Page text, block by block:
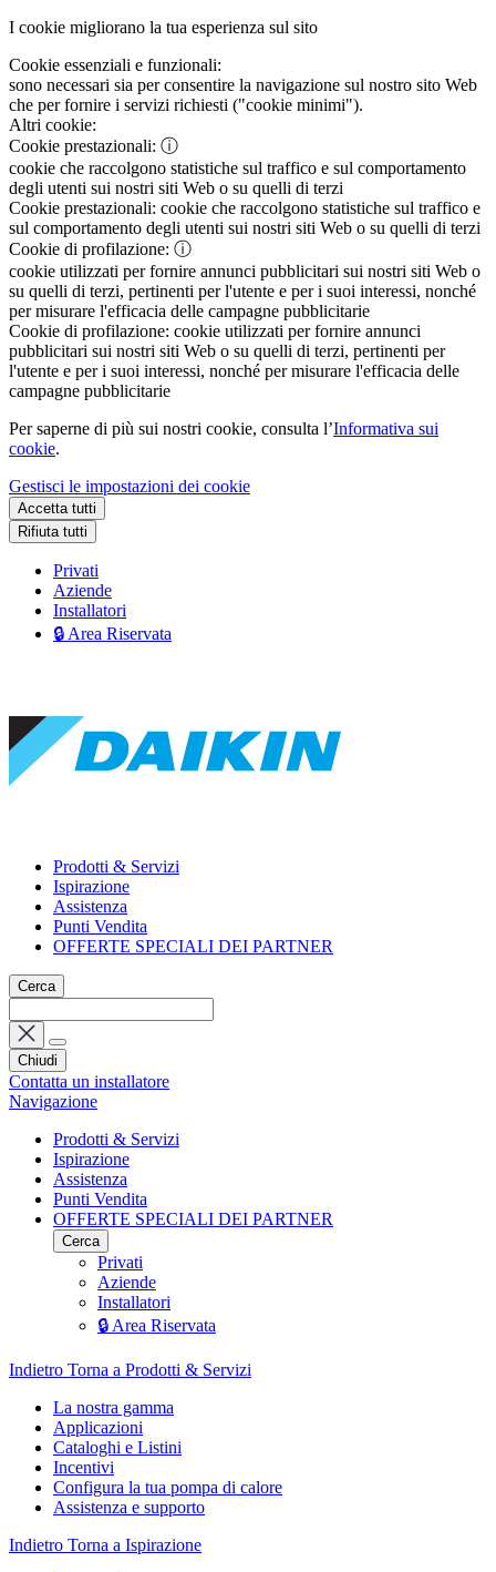
I cookie migliorano la tua esperienza sul sito
Cookie essenziali e funzionali:
sono necessari sia per consentire la navigazione sul nostro sito Web
che per fornire i servizi richiesti ("cookie minimi").
Altri cookie:
Cookie prestazionali: ⓘ
cookie che raccolgono statistiche sul traffico e sul comportamento
degli utenti sui nostri siti Web o su quelli di terzi
Cookie prestazionali: cookie che raccolgono statistiche sul traffico e
sul comportamento degli utenti sui nostri siti Web o su quelli di terzi
Cookie di profilazione: ⓘ
cookie utilizzati per fornire annunci pubblicitari sui nostri siti Web o
su quelli di terzi, pertinenti per l'utente e per i suoi interessi, nonché
per misurare l'efficacia delle campagne pubblicitarie
Cookie di profilazione: cookie utilizzati per fornire annunci
pubblicitari sui nostri siti Web o su quelli di terzi, pertinenti per
l'utente e per i suoi interessi, nonché per misurare l'efficacia delle
campagne pubblicitarie
Per saperne di più sui nostri cookie, consulta l’Informativa sui
cookie.
Gestisci le impostazioni dei cookie
Accetta tutti
Rifiuta tutti
Privati
Aziende
Installatori
🔒 Area Riservata
Prodotti & Servizi
Ispirazione
Assistenza
Punti Vendita
OFFERTE SPECIALI DEI PARTNER
Cerca
Chiudi
Contatta un installatore
Navigazione
Prodotti & Servizi
Ispirazione
Assistenza
Punti Vendita
OFFERTE SPECIALI DEI PARTNER
Cerca
Privati
Aziende
Installatori
🔒 Area Riservata
Indietro Torna a Prodotti & Servizi
La nostra gamma
Applicazioni
Cataloghi e Listini
Incentivi
Configura la tua pompa di calore
Assistenza e supporto
Indietro Torna a Ispirazione